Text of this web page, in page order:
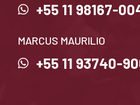
+55 11 98167-
MARCUS MAURILIO
+55 11 93740-